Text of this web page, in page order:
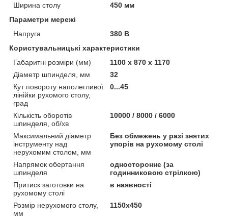
Ширина столу
450 мм
Параметри мережі
Напруга
380 В
Користувальницькі характеристики
Габаритні розміри (мм)
1100 х 870 х 1170
Діаметр шпинделя, мм
32
Кут повороту наполегливої
лінійки рухомого столу,
град
0...45
Кількість оборотів
шпинделя, об/хв
10000 / 8000 / 6000
Максимальний діаметр
інструменту над
нерухомим столом, мм
Без обмежень у разі знятих
упорів на рухомому столі
Напрямок обертання
шпинделя
одностороннє (за
годинниковою стрілкою)
Притиск заготовки на
рухомому столі
в наявності
Розмір нерухомого столу,
мм
1150x450